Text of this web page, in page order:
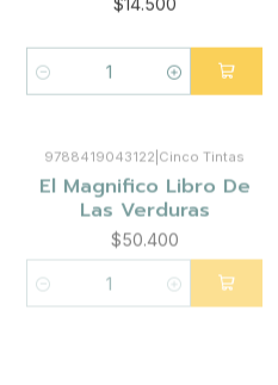
Cantidad
Las Verduras
$50.400
9789568303310 |Catalonia
La Olla Deleitosa